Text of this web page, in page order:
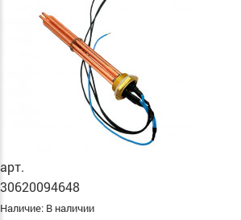
арт.
30620094648
Наличие: В наличии